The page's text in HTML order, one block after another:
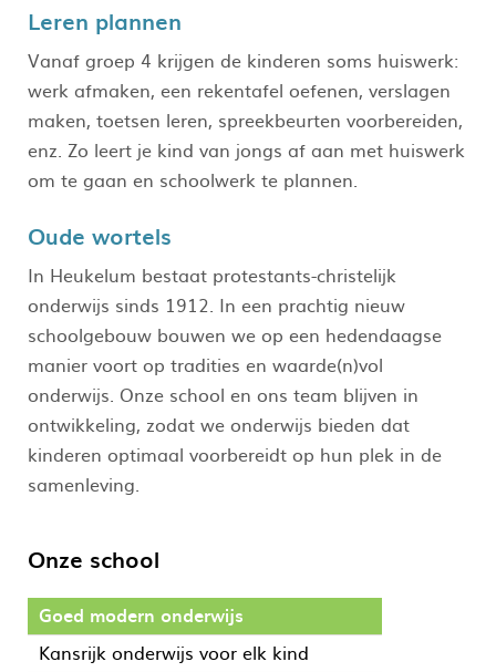
Leren plannen
Vanaf groep 4 krijgen de kinderen soms huiswerk:
werk afmaken, een rekentafel oefenen, verslagen
maken, toetsen leren, spreekbeurten voorbereiden,
enz. Zo leert je kind van jongs af aan met huiswerk
om te gaan en schoolwerk te plannen.
Oude wortels
In Heukelum bestaat protestants-christelijk
onderwijs sinds 1912. In een prachtig nieuw
schoolgebouw bouwen we op een hedendaagse
manier voort op tradities en waarde(n)vol
onderwijs. Onze school en ons team blijven in
ontwikkeling, zodat we onderwijs bieden dat
kinderen optimaal voorbereidt op hun plek in de
samenleving.
Onze school
Goed modern onderwijs
Kansrijk onderwijs voor elk kind